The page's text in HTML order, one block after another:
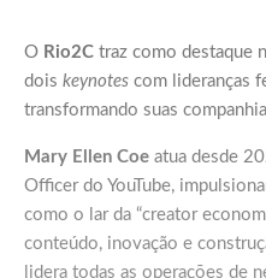
O Rio2C traz como destaque
dois keynotes com lideranças
transformando suas
Mary Ellen Coe atua desde
Officer do YouTube,
como o lar da “creator
conteúdo, inovação e
lidera todas as operações de